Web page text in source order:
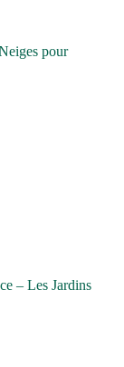
pour
– Les Jardins